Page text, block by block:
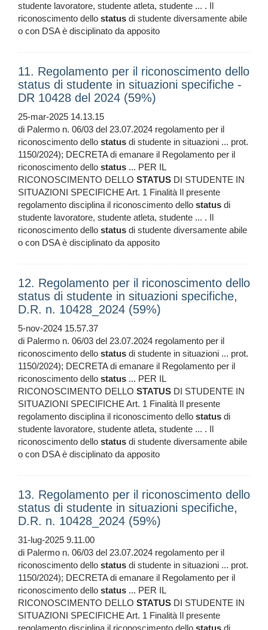
studente lavoratore, studente atleta, studente ... . Il
riconoscimento dello status di studente diversamente abile
o con DSA è disciplinato da apposito
11. Regolamento per il riconoscimento dello
status di studente in situazioni specifiche -
DR 10428 del 2024 (59%)
25-mar-2025 14.13.15
di Palermo n. 06/03 del 23.07.2024 regolamento per il
riconoscimento dello status di studente in situazioni ... prot.
1150/2024); DECRETA di emanare il Regolamento per il
riconoscimento dello status ... PER IL
RICONOSCIMENTO DELLO STATUS DI STUDENTE IN
SITUAZIONI SPECIFICHE Art. 1 Finalità Il presente
regolamento disciplina il riconoscimento dello status di
studente lavoratore, studente atleta, studente ... . Il
riconoscimento dello status di studente diversamente abile
o con DSA è disciplinato da apposito
12. Regolamento per il riconoscimento dello
status di studente in situazioni specifiche,
D.R. n. 10428_2024 (59%)
5-nov-2024 15.57.37
di Palermo n. 06/03 del 23.07.2024 regolamento per il
riconoscimento dello status di studente in situazioni ... prot.
1150/2024); DECRETA di emanare il Regolamento per il
riconoscimento dello status ... PER IL
RICONOSCIMENTO DELLO STATUS DI STUDENTE IN
SITUAZIONI SPECIFICHE Art. 1 Finalità Il presente
regolamento disciplina il riconoscimento dello status di
studente lavoratore, studente atleta, studente ... . Il
riconoscimento dello status di studente diversamente abile
o con DSA è disciplinato da apposito
13. Regolamento per il riconoscimento dello
status di studente in situazioni specifiche,
D.R. n. 10428_2024 (59%)
31-lug-2025 9.11.00
di Palermo n. 06/03 del 23.07.2024 regolamento per il
riconoscimento dello status di studente in situazioni ... prot.
1150/2024); DECRETA di emanare il Regolamento per il
riconoscimento dello status ... PER IL
RICONOSCIMENTO DELLO STATUS DI STUDENTE IN
SITUAZIONI SPECIFICHE Art. 1 Finalità Il presente